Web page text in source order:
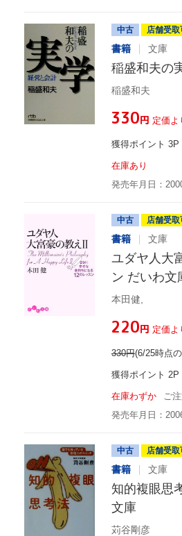
中古 店舗受取
書籍 文庫
稲盛和夫の
稲盛和夫
¥330円 定価よ
獲得ポイント 3P
在庫あり
発売年月日：
中古 店舗受取
書籍 文庫
ユダヤ人大
ン だいわ文
本田健,
¥220円 定価よ
330円(6/25時点
獲得ポイント 2P
在庫わずか
ご
発売年月日：
中古 店舗受取
書籍 文庫
知的複眼思
文庫
苅谷剛彦